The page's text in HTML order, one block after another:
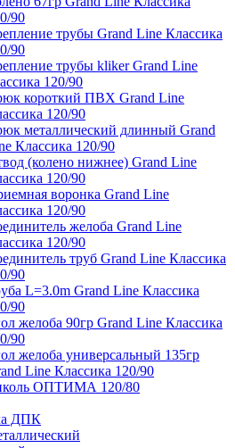
90
трубы Grand Line Классика
90
трубы kliker Grand Line
120/90
короткий ПВХ Grand Line
120/90
металлический длинный Grand
Классика 120/90
(колено нижнее) Grand Line
120/90
воронка Grand Line
120/90
желоба Grand Line
120/90
труб Grand Line Классика
90
L=3.0m Grand Line Классика
90
желоба 90гр Grand Line Классика
90
желоба универсальный 135гр
Line Классика 120/90
ОПТИМА 120/80
ДПК